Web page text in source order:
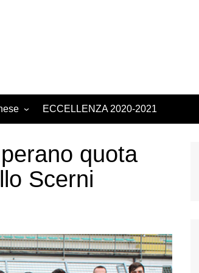
ECCELLENZA 2020-2021
quota
Scerni